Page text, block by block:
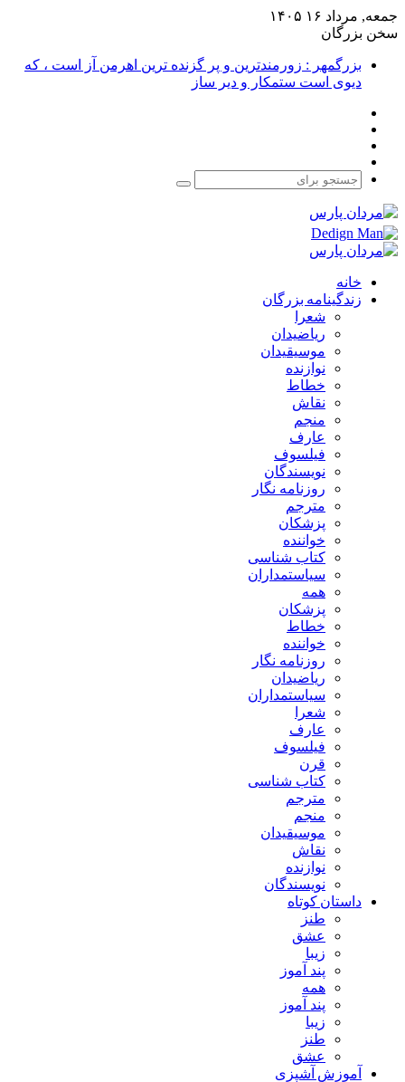
جمعه, مرداد ۱۶ ۱۴۰۵
سخن بزرگان
بزرگمهر : زورمندترین و پر گزنده ترین اهرمن آز است ، که
دیوی است ستمکار و دیر ساز
جستجو
خانه
زندگینامه بزرگان
شعرا
ریاضیدان
موسیقیدان
نوازنده
خطاط
نقاش
منجم
عارف
فیلسوف
نویسندگان
روزنامه نگار
مترجم
پزشکان
خواننده
کتاب شناسی
سیاستمداران
همه
پزشکان
خطاط
خواننده
روزنامه نگار
ریاضیدان
سیاستمداران
شعرا
عارف
فیلسوف
قرن
کتاب شناسی
مترجم
منجم
موسیقیدان
نقاش
نوازنده
نویسندگان
داستان کوتاه
طنز
عشق
زیبا
پند آموز
همه
پند آموز
زیبا
طنز
عشق
آموزش آشپزی